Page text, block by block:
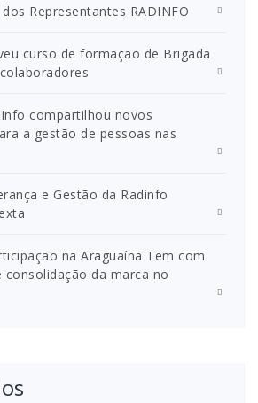
Representantes RADINFO
curso de formação de Brigada
compartilhou novos
a gestão de pessoas nas
e Gestão da Radinfo
na Araguaína Tem com
da marca no